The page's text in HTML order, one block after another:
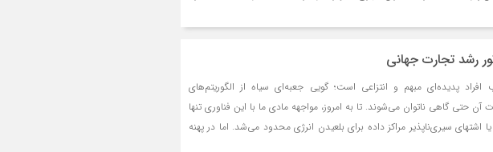
رشد تجارت جهانی
پدیده‌ای مبهم و انتزاعی است؛ گویی جعبه‌ای سیاه از الگوریتم‌های
حتی گاهی ناتوان می‌شوند. تا به امروز، مواجهه‌ مادی ما با این فناوری تنها
اشتهای سیری‌ناپذیر مراکز داده برای بلعیدن انرژی محدود می‌شد. اما در پهنه‌